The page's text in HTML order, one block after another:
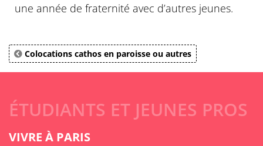
une année de fraternité avec d’autres jeunes.
Colocations cathos en paroisse ou autres
ÉTUDIANTS ET JEUNES PROS
VIVRE À PARIS